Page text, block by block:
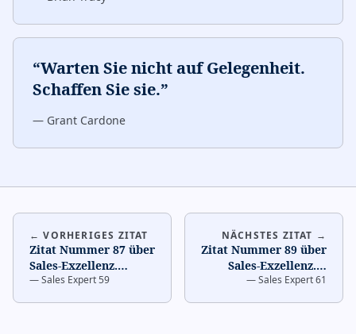
“Warten Sie nicht auf Gelegenheit.
Schaffen Sie sie.”
— Grant Cardone
← VORHERIGES ZITAT
Zitat Nummer 87 über
Sales-Exzellenz.…
—Sales Expert 59
NÄCHSTES ZITAT →
Zitat Nummer 89 über
Sales-Exzellenz.…
—Sales Expert 61